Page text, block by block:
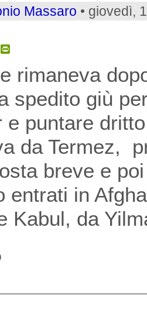
Massaro • giovedì,
Gmail
rimaneva
spedito giù
e puntare
da Termez,
breve e
entrati in
Kabul, da